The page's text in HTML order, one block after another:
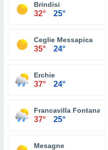
Brindisi
32° 25°
Ceglie Messapica
35° 24°
Erchie
37° 24°
Francavilla Fontana
37° 25°
Mesagne